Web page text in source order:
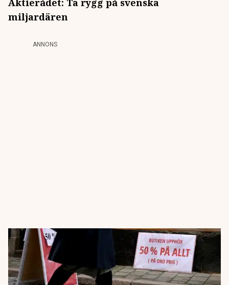
Aktierådet: Ta rygg på svenska
miljardären
ANNONS